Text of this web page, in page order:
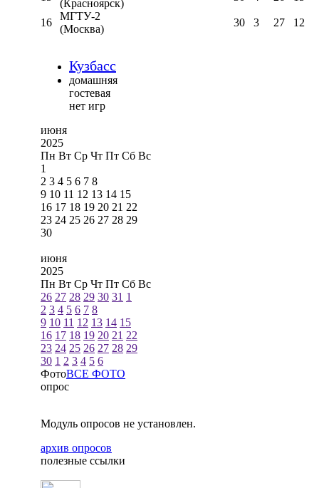
(Красноярск)
16
МГТУ-2
(Москва)
30 3 27 12
Кузбасс
домашняя
гостевая
нет игр
июня
2025
Пн Вт Ср Чт Пт Сб Вс
1
2 3 4 5 6 7 8
9 10 11 12 13 14 15
16 17 18 19 20 21 22
23 24 25 26 27 28 29
30
июня
2025
Пн Вт Ср Чт Пт Сб Вс
26 27 28 29 30 31 1
2 3 4 5 6 7 8
9 10 11 12 13 14 15
16 17 18 19 20 21 22
23 24 25 26 27 28 29
30 1 2 3 4 5 6
ФотоВСЕ ФОТО
опрос
Модуль опросов не установлен.
архив опросов
полезные ссылки